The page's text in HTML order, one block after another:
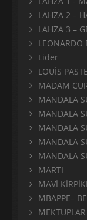
LAHZA 2 –
LAHZA 3 –
LEONARDO
Lider
LOUİS
MADAM
MANDALA
MANDALA
MANDALA
MANDALA
MANDALA
MARTI
MAVİ
MBAPPE–
MEKTUPLAR